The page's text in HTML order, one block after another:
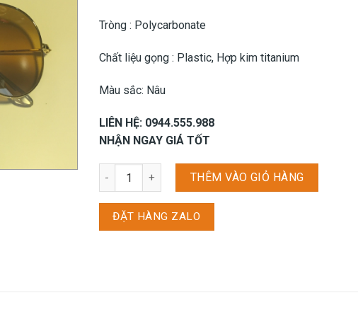
Tròng : Polycarbonate
Chất liệu gọng : Plastic, Hợp kim titanium
Màu sắc: Nâu
LIÊN HỆ: 0944.555.988
NHẬN NGAY GIÁ TỐT
Kính Mắt RayBan RB3025-001-4f số lượng
THÊM VÀO GIỎ HÀNG
ĐẶT HÀNG ZALO